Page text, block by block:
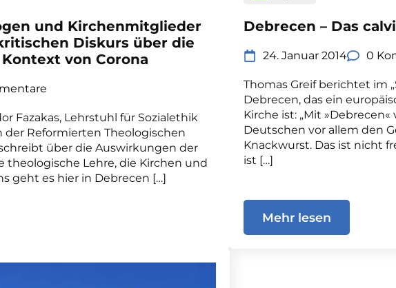
und Kirchenmitglieder
Diskurs über die
von Corona
Fazakas, Lehrstuhl für Sozialethik
der Reformierten Theologischen
über die Auswirkungen der
theologische Lehre, die Kirchen und
geht es hier in Debrecen […]
Debrecen – Das
24. Januar 2014 0
Thomas Greif berichtet im
Debrecen, das ein
Kirche ist: „Mit
Deutschen vor allem den
Knackwurst. Das ist nicht
ist […]
Mehr lesen